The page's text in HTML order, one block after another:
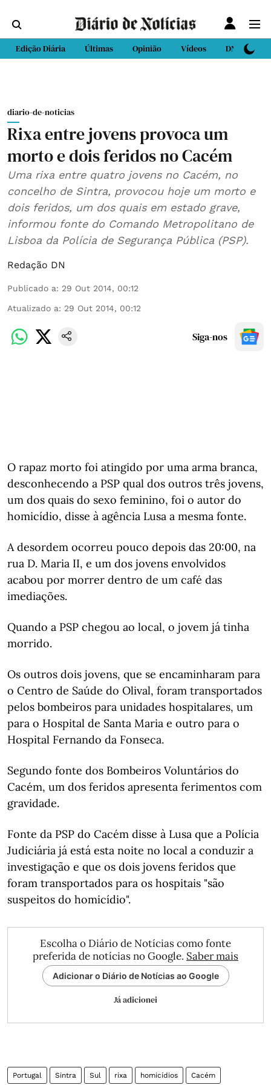
Edição Diária Últimas Opinião Vídeos DN Sport
diario-de-noticias
Rixa entre jovens provoca um
morto e dois feridos no Cacém
Uma rixa entre quatro jovens no Cacém, no
concelho de Sintra, provocou hoje um morto e
dois feridos, um dos quais em estado grave,
informou fonte do Comando Metropolitano de
Lisboa da Polícia de Segurança Pública (PSP).
Redação DN
Publicado a: 29 Out 2014, 00:12
Atualizado a: 29 Out 2014, 00:12
Siga-nos
O rapaz morto foi atingido por uma arma branca,
desconhecendo a PSP qual dos outros três jovens,
um dos quais do sexo feminino, foi o autor do
homicídio, disse à agência Lusa a mesma fonte.
A desordem ocorreu pouco depois das 20:00, na
rua D. Maria II, e um dos jovens envolvidos
acabou por morrer dentro de um café das
imediações.
Quando a PSP chegou ao local, o jovem já tinha
morrido.
Os outros dois jovens, que se encaminharam para
o Centro de Saúde do Olival, foram transportados
pelos bombeiros para unidades hospitalares, um
para o Hospital de Santa Maria e outro para o
Hospital Fernando da Fonseca.
Segundo fonte dos Bombeiros Voluntários do
Cacém, um dos feridos apresenta ferimentos com
gravidade.
Fonte da PSP do Cacém disse à Lusa que a Polícia
Judiciária já está esta noite no local a conduzir a
investigação e que os dois jovens feridos que
foram transportados para os hospitais "são
suspeitos do homicídio".
Escolha o Diário de Notícias como fonte
preferida de notícias no Google. Saber mais
Adicionar o Diário de Notícias ao Google
Já adicionei
Portugal Sintra Sul rixa homicídios Cacém